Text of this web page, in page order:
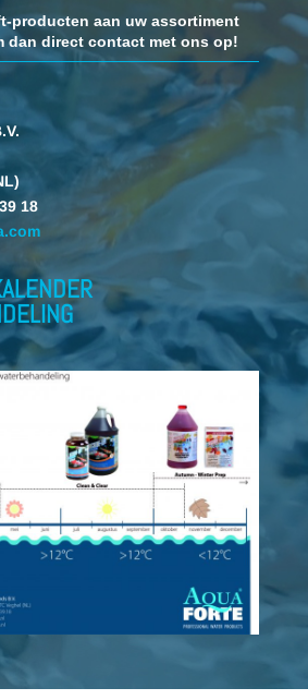
producten aan uw assortiment
dan direct contact met ons op!
18